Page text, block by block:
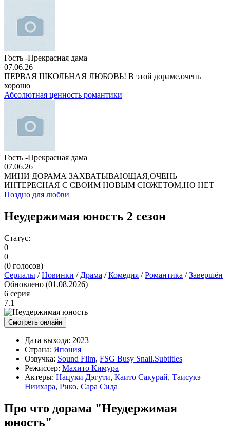
Гость -Прекрасная дама
07.06.26
ПЕРВАЯ ШКОЛЬНАЯ ЛЮБОВЬ! В этой дораме,очень
хорошо
Абсолютная ценность романтики
Гость -Прекрасная дама
07.06.26
МИНИ ДОРАМА ЗАХВАТЫВАЮЩАЯ,ОЧЕНЬ
ИНТЕРЕСНАЯ С СВОИМ НОВЫМ СЮЖЕТОМ,НО НЕТ
Поздно для любви
Неудержимая юность 2 сезон
Статус:
0
0
(0 голосов)
Сериалы /Новинки / Драма /Комедия /Романтика /Завершён
Обновлено (01.08.2026)
6 серия
7.1
Смотреть онлайн
Дата выхода: 2023
Страна: Япония
Озвучка: Sound Film, FSG Busy Snail.Subtitles
Режиссер: Махито Кимура
Актеры: Нацуки Дэгути, Каито Сакурай, Таисукэ
Ниихара, Рико, Сара Сида
Про что дорама "Неудержимая
юность"